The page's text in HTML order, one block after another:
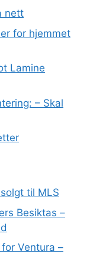
nett
for hjemmet
Lamine
– Skal
til MLS
Besiktas –
Ventura –